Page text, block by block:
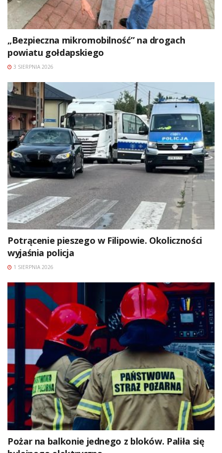
„Bezpieczna mikromobilność” na drogach
powiatu gołdapskiego
3 SIERPNIA 2026
Potrącenie pieszego w Filipowie. Okoliczności
wyjaśnia policja
1 SIERPNIA 2026
Pożar na balkonie jednego z bloków. Paliła się